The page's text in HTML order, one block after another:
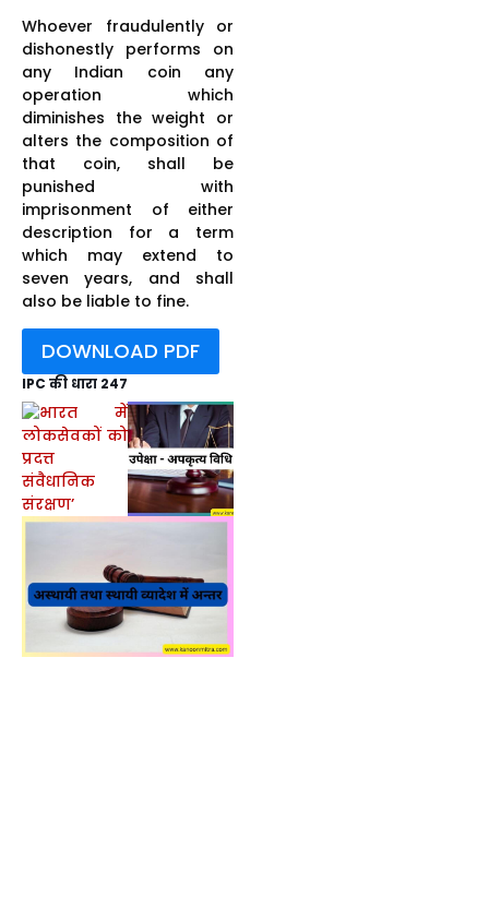
Whoever fraudulently or
dishonestly performs on
any Indian coin any
operation which
diminishes the weight or
alters the composition of
that coin, shall be
punished with
imprisonment of either
description for a term
which may extend to
seven years, and shall
also be liable to fine.
DOWNLOAD PDF
IPC की धारा 247